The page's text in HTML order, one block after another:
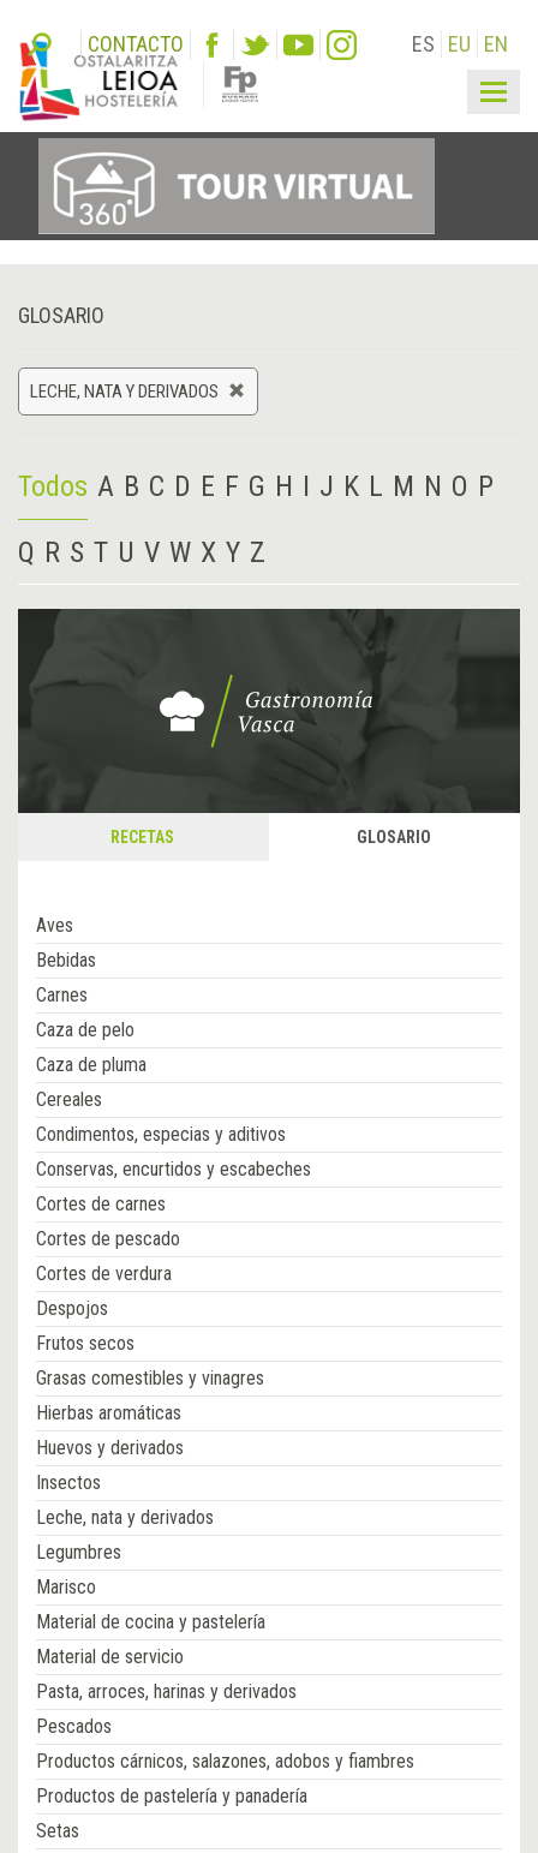
CONTACTO ES EU EN
GLOSARIO
LECHE, NATA Y DERIVADOS
Todos A B C D E F G H I J K L M N O P
Q R S T U V W X Y Z
RECETAS GLOSARIO
Aves
Bebidas
Carnes
Caza de pelo
Caza de pluma
Cereales
Condimentos, especias y aditivos
Conservas, encurtidos y escabeches
Cortes de carnes
Cortes de pescado
Cortes de verdura
Despojos
Frutos secos
Grasas comestibles y vinagres
Hierbas aromáticas
Huevos y derivados
Insectos
Leche, nata y derivados
Legumbres
Marisco
Material de cocina y pastelería
Material de servicio
Pasta, arroces, harinas y derivados
Pescados
Productos cárnicos, salazones, adobos y fiambres
Productos de pastelería y panadería
Setas